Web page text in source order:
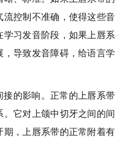
控制不准确，使得这些音
习发音阶段，如果上唇系
导致发音障碍，给语言学
接的影响。正常的上唇系带
它对上颌中切牙之间的间
期，上唇系带的正常附着有